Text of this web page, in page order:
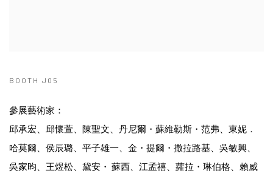
BOOTH J05
參展藝術家：
邱承宏、邱懷萱、陳聖文、丹尼爾・蘇維勒斯・范弗、東妮．
哈莫爾、侯辰璐、平子雄一、金・提爾・撒拉路基、吳敏興、
吳家昀、王煜松、黛安・ 蘇西、江孟禧、蘿拉・琳伯格、賴威